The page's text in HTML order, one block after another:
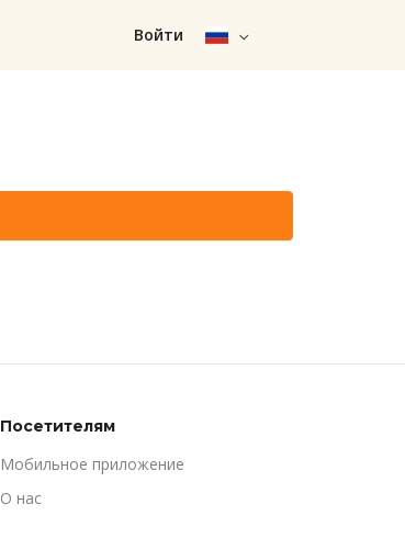
Войти
Посетителям
Мобильное приложение
О нас